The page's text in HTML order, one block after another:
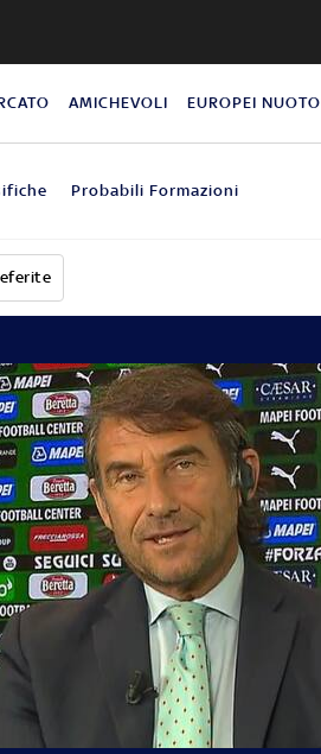
AMICHEVOLI EUROPEI NUOTO
Probabili Formazioni